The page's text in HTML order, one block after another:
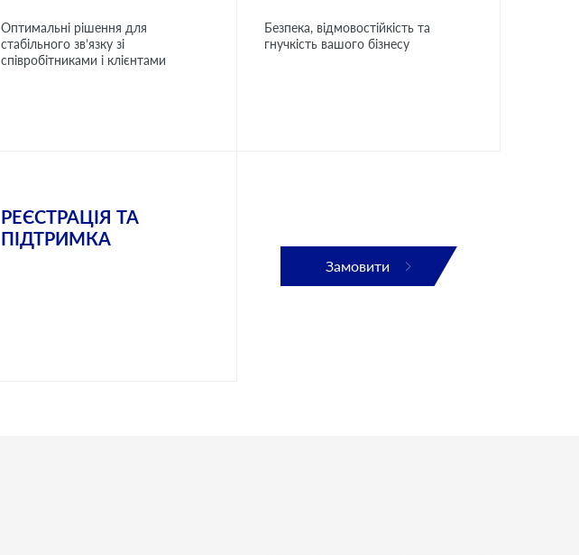
Оптимальні рішення для
стабільного зв’язку зі
співробітниками і клієнтами
Безпека, відмовостійкість та
гнучкість вашого бізнесу
РЕЄСТРАЦІЯ ТА
ПІДТРИМКА
Замовити